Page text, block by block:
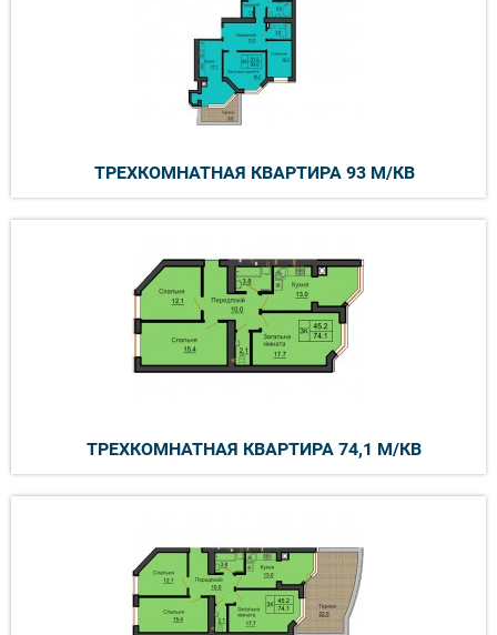
ТРЕХКОМНАТНАЯ КВАРТИРА 93 М/КВ
ТРЕХКОМНАТНАЯ КВАРТИРА 74,1 М/КВ